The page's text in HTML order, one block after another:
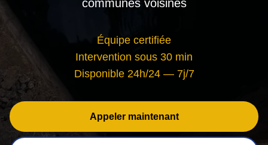
communes voisines
Équipe certifiée
Intervention sous 30 min
Disponible 24h/24 — 7j/7
Appeler maintenant